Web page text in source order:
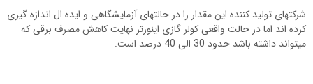
شرکتهای تولید کننده این مقدار را در حالتهای آزمایشگاهی و ایده ال اندازه گیری
کرده اند اما در حالت واقعی کولر گازی اینورتر نهایت کاهش مصرف برقی که
میتواند داشته باشد حدود 30 الی 40 درصد است.